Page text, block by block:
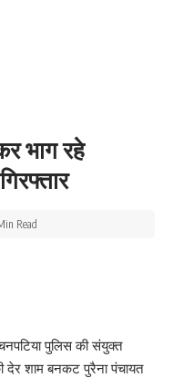
भाग रहे
Read
पुलिस की संयुक्त
देर शाम बनकट पुरैना पंचायत